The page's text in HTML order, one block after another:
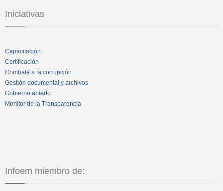
Iniciativas
Capacitación
Certificación
Combate a la corrupción
Gestión documental y archivos
Gobierno abierto
Monitor de la Transparencia
Infoem miembro de: